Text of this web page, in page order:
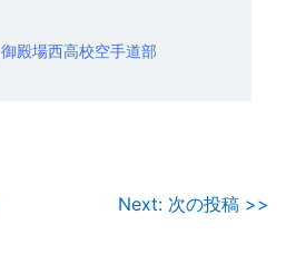
御殿場西高校空手道部
Next: 次の投稿 >>